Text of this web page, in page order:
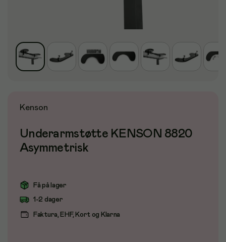
Kenson
Underarmstøtte KENSON 8820
Asymmetrisk
Få på lager
1-2 dager
Faktura, EHF, Kort og Klarna